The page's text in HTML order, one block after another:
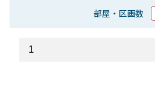
部屋・区画数